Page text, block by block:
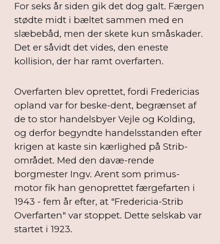
For seks år siden gik det dog galt. Færgen
stødte midt i bæltet sammen med en
slæbebåd, men der skete kun småskader.
Det er såvidt det vides, den eneste
kollision, der har ramt overfarten.
Overfarten blev oprettet, fordi Fredericias
opland var for beske-dent, begrænset af
de to stor handelsbyer Vejle og Kolding,
og derfor begyndte handelsstanden efter
krigen at kaste sin kærlighed på Strib-
området. Med den davæ-rende
borgmester Ingv. Arent som primus-
motor fik han genoprettet færgefarten i
1943 - fem år efter, at "Fredericia-Strib
Overfarten" var stoppet. Dette selskab var
startet i 1923.